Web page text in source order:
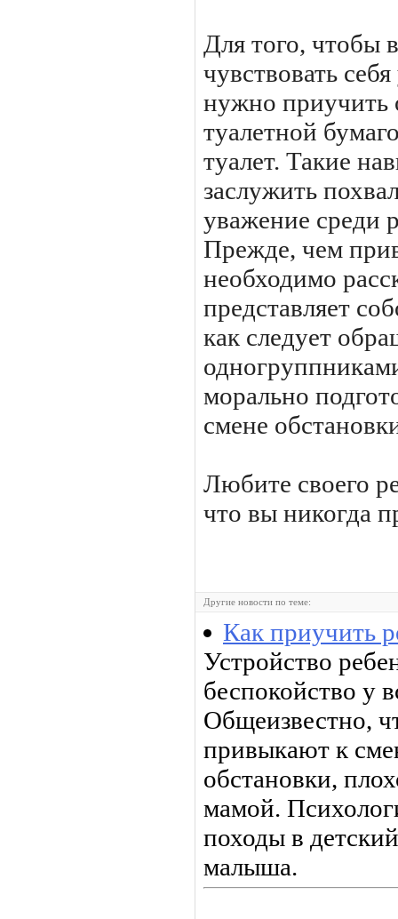
Для того, чтобы
чувствовать
нужно приучить
туалетной
туалет. Такие
заслужить
уважение среди
Прежде, чем
необходимо
представляет
как следует
морально
смене
Любите своего
что вы никогда
Другие новости по теме:
Как приучить
Устройство
беспокойство у
Общеизвестно,
привыкают к
обстановки,
мамой.
походы в
малыша.